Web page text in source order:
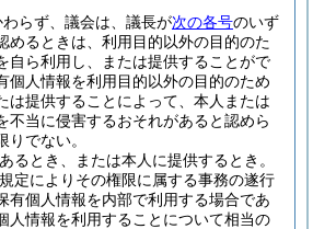
らず、議会は、議長が次の各号のいず
めるときは、利用目的以外の目的のた
自ら利用し、または提供することがで
個人情報を利用目的以外の目的のため
は提供することによって、本人または
不当に侵害するおそれがあると認めら
でない。
るとき、または本人に提供するとき。
定によりその権限に属する事務の遂行
有個人情報を内部で利用する場合であ
人情報を利用することについて相当の